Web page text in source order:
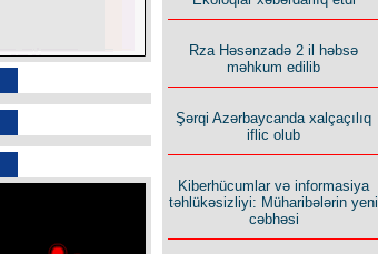
Rza Həsənzadə 2 il həbsə
məhkum edilib
Şərqi Azərbaycanda xalçaçılıq
iflic olub
Kiberhücumlar və informasiya
təhlükəsizliyi: Müharibələrin yeni
cəbhəsi